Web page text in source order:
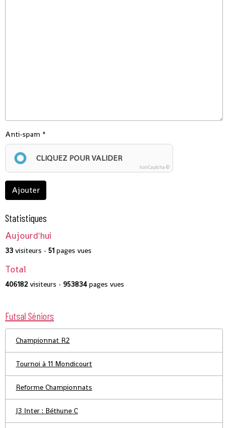
Anti-spam
CLIQUEZ POUR VALIDER
IconCaptcha ©
Ajouter
Statistiques
Aujourd'hui
33 visiteurs - 51 pages vues
Total
406182 visiteurs - 953834 pages vues
Futsal Séniors
Championnat R2
Tournoi à 11 Mondicourt
Reforme Championnats
J3 Inter : Béthune C